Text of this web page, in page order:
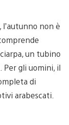
l’autunno non è
un tubino
Per gli uomini, il
di
arabescati.